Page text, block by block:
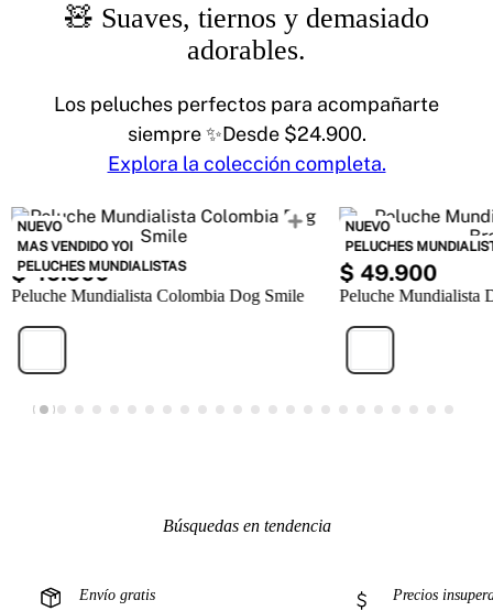
🧸 Suaves, tiernos y demasiado
adorables.
Los peluches perfectos para acompañarte
siempre ✨Desde $24.900.
Explora la colección completa.
NUEVO
MAS VENDIDO YOI
PELUCHES MUNDIALISTAS
$ 49.900
Peluche Mundialista Colombia Dog Smile
NUEVO
PELUCHES
$ 49.900
Peluche Mundialista
Búsquedas en tendencia
Envío gratis
Precios